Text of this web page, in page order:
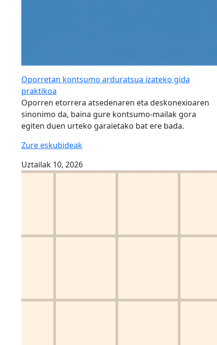
Oporretan kontsumo arduratsua izateko gida
praktikoa
Oporren etorrera atsedenaren eta deskonexioaren
sinonimo da, baina gure kontsumo-mailak gora
egiten duen urteko garaietako bat ere bada.
Zure eskubideak
Uztailak 10, 2026